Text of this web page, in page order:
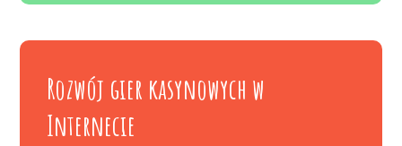
Rozwój gier kasynowych w
Internecie